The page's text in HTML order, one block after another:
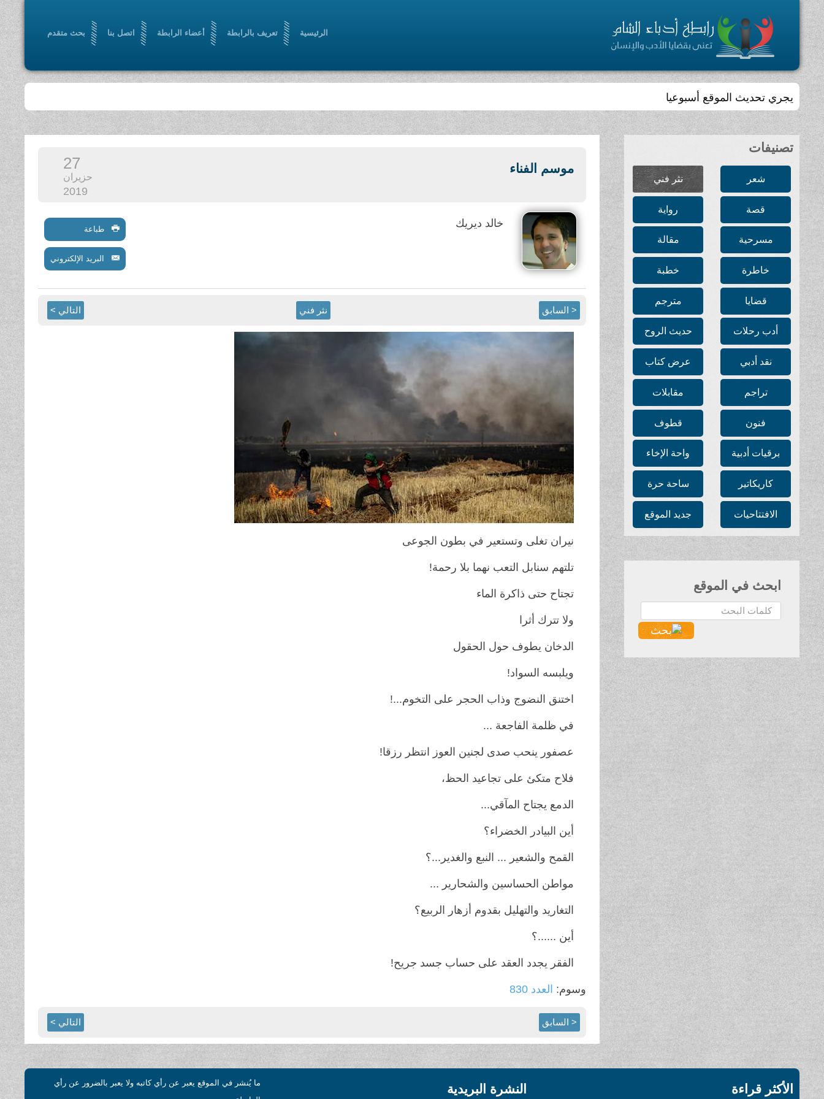
الرئيسية تعريف بالرابطة أعضاء الرابطة اتصل بنا بحث متقدم
يجري تحديث الموقع أسبوعيا
تصنيفات
شعر نثر فني
قصة رواية
مسرحية مقالة
خاطرة خطبة
قضايا مترجم
أدب رحلات حديث الروح
نقد أدبي عرض كتاب
تراجم مقابلات
فنون قطوف
برقيات أدبية واحة الإخاء
كاريكاتير ساحة حرة
الافتتاحيات جديد الموقع
ابحث في الموقع
البحث...
موسم الفناء 27
حزيران
2019
خالد ديريك طباعة
البريد الإلكتروني
< السابق نثر فني التالي >
نيران تغلى وتستعير في بطون الجوعى
تلتهم سنابل التعب نهما بلا رحمة!
تجتاح حتى ذاكرة الماء
ولا تترك أثرا
الدخان يطوف حول الحقول
ويلبسه السواد!
اختنق النضوج وذاب الحجر على التخوم...!
في ظلمة الفاجعة ...
عصفور ينحب صدى لجنين العوز انتظر رزقا!
فلاح متكئ على تجاعيد الحظ،
الدمع يجتاح المآقي...
أين البيادر الخضراء؟
القمح والشعير ... النبع والغدير...؟
مواطن الحساسين والشحارير ...
التغاريد والتهليل بقدوم أزهار الربيع؟
أين ......؟
الفقر يجدد العقد على حساب جسد جريح!
وسوم: العدد 830
< السابق التالي >
الأكثر قراءة النشرة البريدية
ما يُنشر في الموقع يعبر عن رأي كاتبه ولا يعبر بالضرور عن رأي